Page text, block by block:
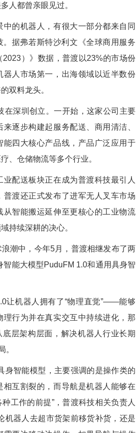
人都曾亲眼见过。
中的机器人，有很大一部分都来自同
据弗若斯特沙利文《全球商用服务
）》数据，普渡以23%的市场份
器人市场第一，出海领域以近半数份
双料龙头。
在深圳创立。一开始，这家公司主要
逐步构建起服务配送、商用清洁、
能四大核心产品线，产品广泛应用于
、仓储物流等多个行业。
业配送板块正在成为普渡科技最引人
普渡还正式发布了进军无人叉车市场
从智能搬运延伸至更核心的工业物流
持续深耕的决心。
潮中，今年5月，普渡相继发布了两
智能大模型PuduFM 1.0和通用具身智
让机器人拥有了“物理直觉”——能够
理行为并在真实交互中持续进化，那
层架构层面，解决机器人行业长期
。
身智能模型，主要强调的是操作类的
相互割裂的，而导航是机器人能够在
工作的前提”，普渡科技相关负责人
机器人去超市货架前移货补货，还是